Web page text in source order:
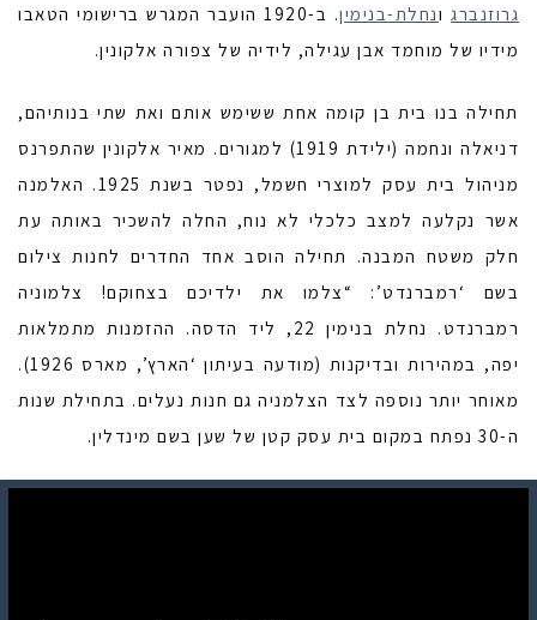
גרוזנברג ונחלת-בנימין
. ב-1920 הועבר המגרש ברישומי הטאבו
מידיו של מוחמד אבן עגילה, לידיה של צפורה אלקונין.
תחילה בנו בית בן קומה אחת ששימש אותם ואת שתי בנותיהם,
דניאלה ונחמה (ילידת 1919) למגורים. מאיר אלקונין שהתפרנס
מניהול בית עסק למוצרי חשמל, נפטר בשנת 1925. האלמנה
אשר נקלעה למצב כלכלי לא נוח, החלה להשכיר באותה עת
חלק משטח המבנה. תחילה הוסב אחד החדרים לחנות צילום
בשם ‘רמברנדט’: “צלמו את ילדיכם בצחוקם! צלמוניה
רמברנדט. נחלת בנימין 22, ליד הדסה. ההזמנות מתמלאות
יפה, במהירות ובדיקנות (מודעה בעיתון ‘הארץ’, מארס 1926).
מאוחר יותר נוספה לצד הצלמניה גם חנות נעלים. בתחילת שנות
ה-30 נפתח במקום בית עסק קטן של שען בשם מינדלין.